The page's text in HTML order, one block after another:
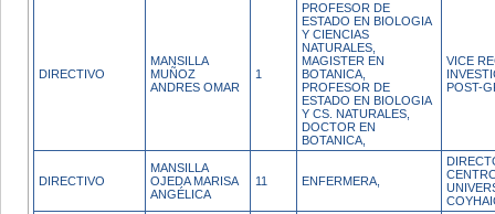
DIRECTIVO
MANSILLA
MUÑOZ
ANDRES OMAR
1
PROFESOR DE
ESTADO EN BIOLOGIA
Y CIENCIAS
NATURALES,
MAGISTER EN
BOTANICA,
PROFESOR DE
ESTADO EN BIOLOGIA
Y CS. NATURALES,
DOCTOR EN
BOTANICA,
VICE
POST-
DIRECTIVO
MANSILLA
OJEDA MARISA
ANGÉLICA
11 ENFERMERA,